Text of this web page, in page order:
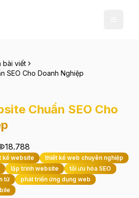
bài viết
SEO Cho Doanh Nghiệp
Chuẩn SEO Cho
18.788
kế website
thiết kế web chuyên nghiệp
lập trình website
tối ưu hóa SEO
tử
phát triển ứng dụng web